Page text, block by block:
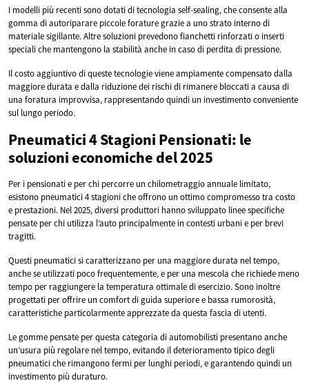
I modelli più recenti sono dotati di tecnologia self-sealing, che consente alla
gomma di autoriparare piccole forature grazie a uno strato interno di
materiale sigillante. Altre soluzioni prevedono fianchetti rinforzati o inserti
speciali che mantengono la stabilità anche in caso di perdita di pressione.
Il costo aggiuntivo di queste tecnologie viene ampiamente compensato dalla
maggiore durata e dalla riduzione dei rischi di rimanere bloccati a causa di
una foratura improvvisa, rappresentando quindi un investimento conveniente
sul lungo periodo.
Pneumatici 4 Stagioni Pensionati: le
soluzioni economiche del 2025
Per i pensionati e per chi percorre un chilometraggio annuale limitato,
esistono pneumatici 4 stagioni che offrono un ottimo compromesso tra costo
e prestazioni. Nel 2025, diversi produttori hanno sviluppato linee specifiche
pensate per chi utilizza l’auto principalmente in contesti urbani e per brevi
tragitti.
Questi pneumatici si caratterizzano per una maggiore durata nel tempo,
anche se utilizzati poco frequentemente, e per una mescola che richiede meno
tempo per raggiungere la temperatura ottimale di esercizio. Sono inoltre
progettati per offrire un comfort di guida superiore e bassa rumorosità,
caratteristiche particolarmente apprezzate da questa fascia di utenti.
Le gomme pensate per questa categoria di automobilisti presentano anche
un’usura più regolare nel tempo, evitando il deterioramento tipico degli
pneumatici che rimangono fermi per lunghi periodi, e garantendo quindi un
investimento più duraturo.